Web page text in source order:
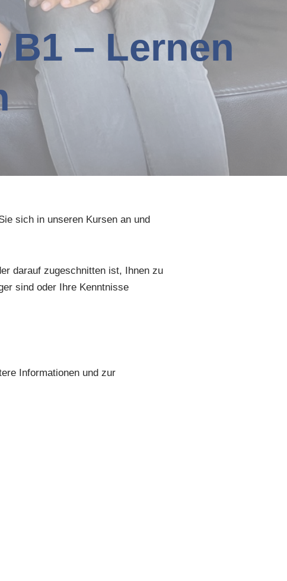
– Lernen
sich in unseren Kursen an und
darauf zugeschnitten ist, Ihnen zu
sind oder Ihre Kenntnisse
Informationen und zur